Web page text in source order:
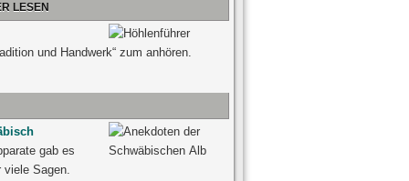
LESEN
und Handwerk“ zum anhören.
gab es
viele Sagen.